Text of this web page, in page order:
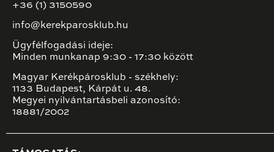
+36 (1) 3150590
info@kerekparosklub.hu
Ügyfélfogadási ideje:
Minden munkanap 9:30 - 17:30 között
Magyar Kerékpárosklub - székhely:
1133 Budapest, Kárpát u. 48.
Megyei nyilvántartásbeli azonosító:
18881/2002